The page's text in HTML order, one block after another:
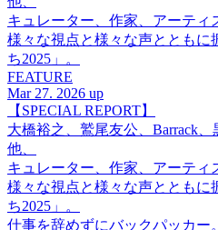
キュレーター、作家、アーティ
様々な視点と様々な声とともに
ち2025」。
FEATURE
Mar 27. 2026 up
【SPECIAL REPORT】
大橋裕之、鷲尾友公、Barrack、
他、
キュレーター、作家、アーティ
様々な視点と様々な声とともに
ち2025」。
仕事を辞めずにバックパッカー